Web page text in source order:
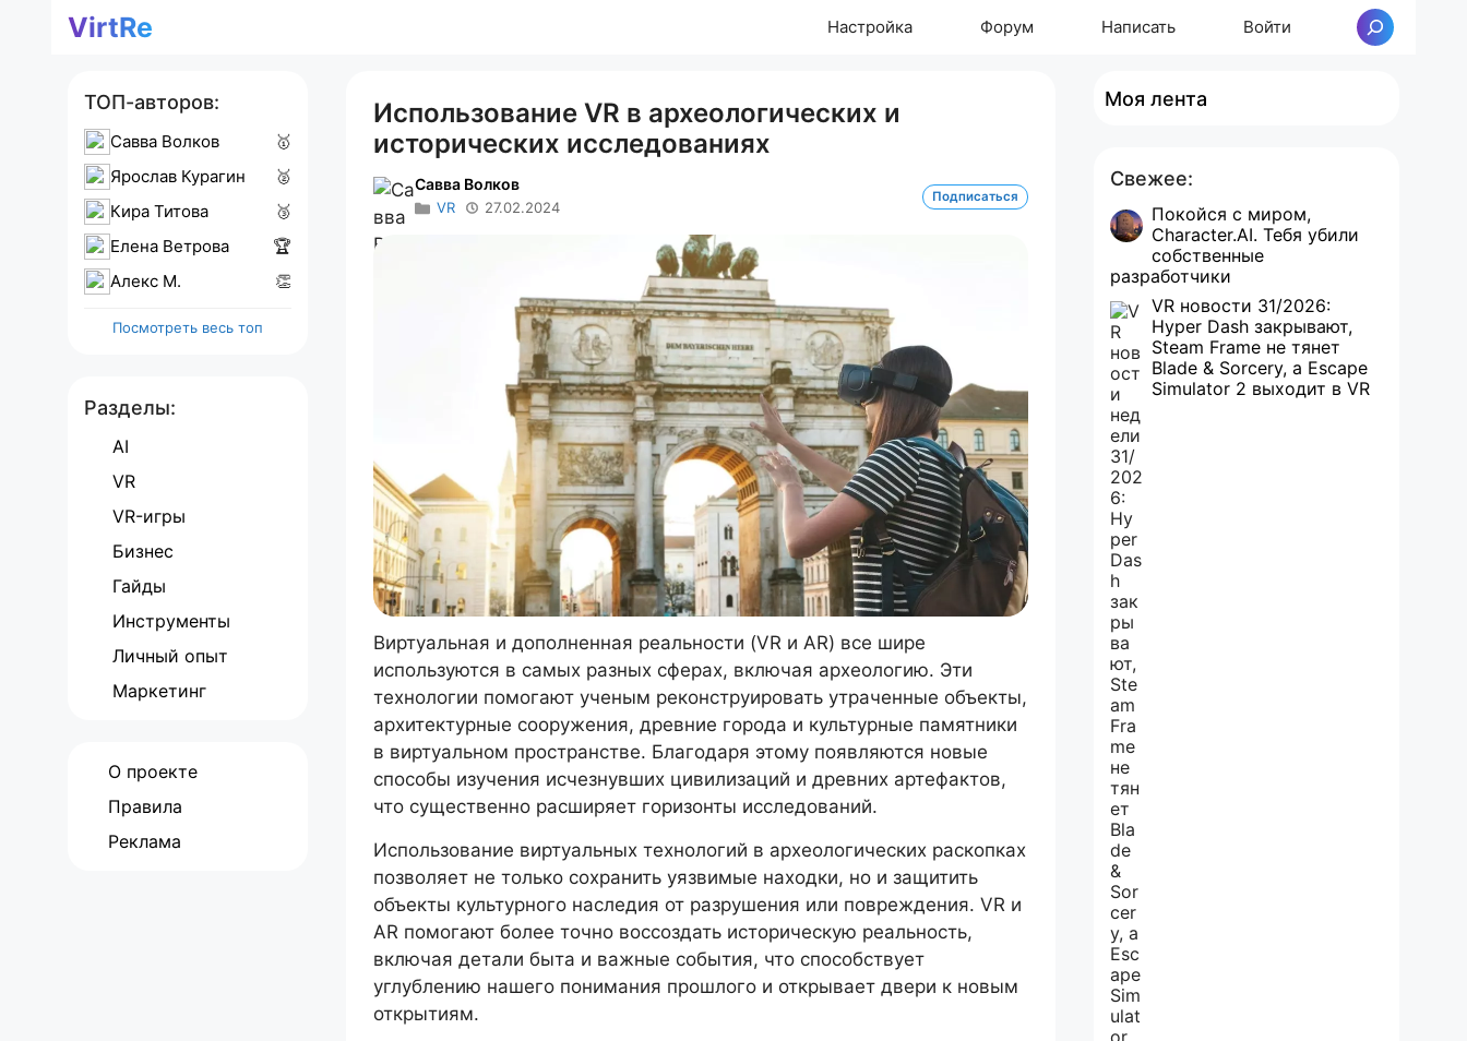
ПерейтиVirtRe Настройка Форум Написать Войти Поиск
Использование VR в археологических и
исторических исследованиях
Савва Волков
VR 27.02.2024
Подписаться
Виртуальная и дополненная реальности (VR и AR) все шире
используются в самых разных сферах, включая археологию. Эти
технологии помогают ученым реконструировать утраченные объекты,
архитектурные сооружения, древние города и культурные памятники
в виртуальном пространстве. Благодаря этому появляются новые
способы изучения исчезнувших цивилизаций и древних артефактов,
что существенно расширяет горизонты исследований.
Использование виртуальных технологий в археологических раскопках
позволяет не только сохранить уязвимые находки, но и защитить
объекты культурного наследия от разрушения или повреждения. VR и
AR помогают более точно воссоздать историческую реальность,
включая детали быта и важные события, что способствует
углублению нашего понимания прошлого и открывает двери к новым
открытиям.
ТОП-авторов:
Савва Волков
🥇
Ярослав Курагин
🥈
Кира Титова
🥉
Елена Ветрова
🏆
Алекс M.
👏
Посмотреть весь топ
Разделы:
AI
VR
VR-игры
Бизнес
Гайды
Инструменты
Личный опыт
Маркетинг
О проекте
Правила
Реклама
Моя лента
Свежее:
Покойся с миром,
Character.AI. Тебя убили
собственные
разработчики
VR новости 31/2026:
Hyper Dash закрывают,
Steam Frame не тянет
Blade & Sorcery, а Escape
Simulator 2 выходит в VR